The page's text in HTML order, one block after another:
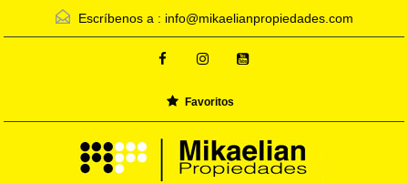
Escríbenos a : info@mikaelianpropiedades.com
Favoritos